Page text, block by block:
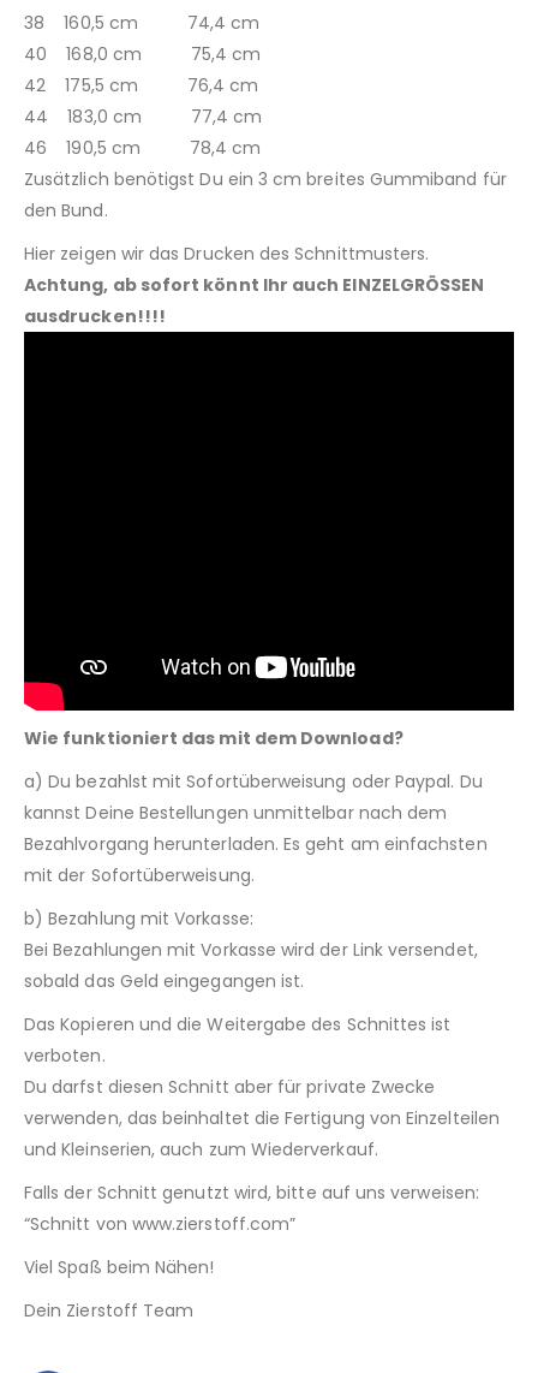
38 160,5 cm 74,4 cm
40 168,0 cm 75,4 cm
42 175,5 cm 76,4 cm
44 183,0 cm 77,4 cm
46 190,5 cm 78,4 cm
Zusätzlich benötigst Du ein 3 cm breites Gummiband für
den Bund.
Hier zeigen wir das Drucken des Schnittmusters.
Achtung, ab sofort könnt Ihr auch EINZELGRÖSSEN
ausdrucken!!!!
Wie funktioniert das mit dem Download?
a) Du bezahlst mit Sofortüberweisung oder Paypal. Du
kannst Deine Bestellungen unmittelbar nach dem
Bezahlvorgang herunterladen. Es geht am einfachsten
mit der Sofortüberweisung.
b) Bezahlung mit Vorkasse:
Bei Bezahlungen mit Vorkasse wird der Link versendet,
sobald das Geld eingegangen ist.
Das Kopieren und die Weitergabe des Schnittes ist
verboten.
Du darfst diesen Schnitt aber für private Zwecke
verwenden, das beinhaltet die Fertigung von Einzelteilen
und Kleinserien, auch zum Wiederverkauf.
Falls der Schnitt genutzt wird, bitte auf uns verweisen:
“Schnitt von www.zierstoff.com”
Viel Spaß beim Nähen!
Dein Zierstoff Team